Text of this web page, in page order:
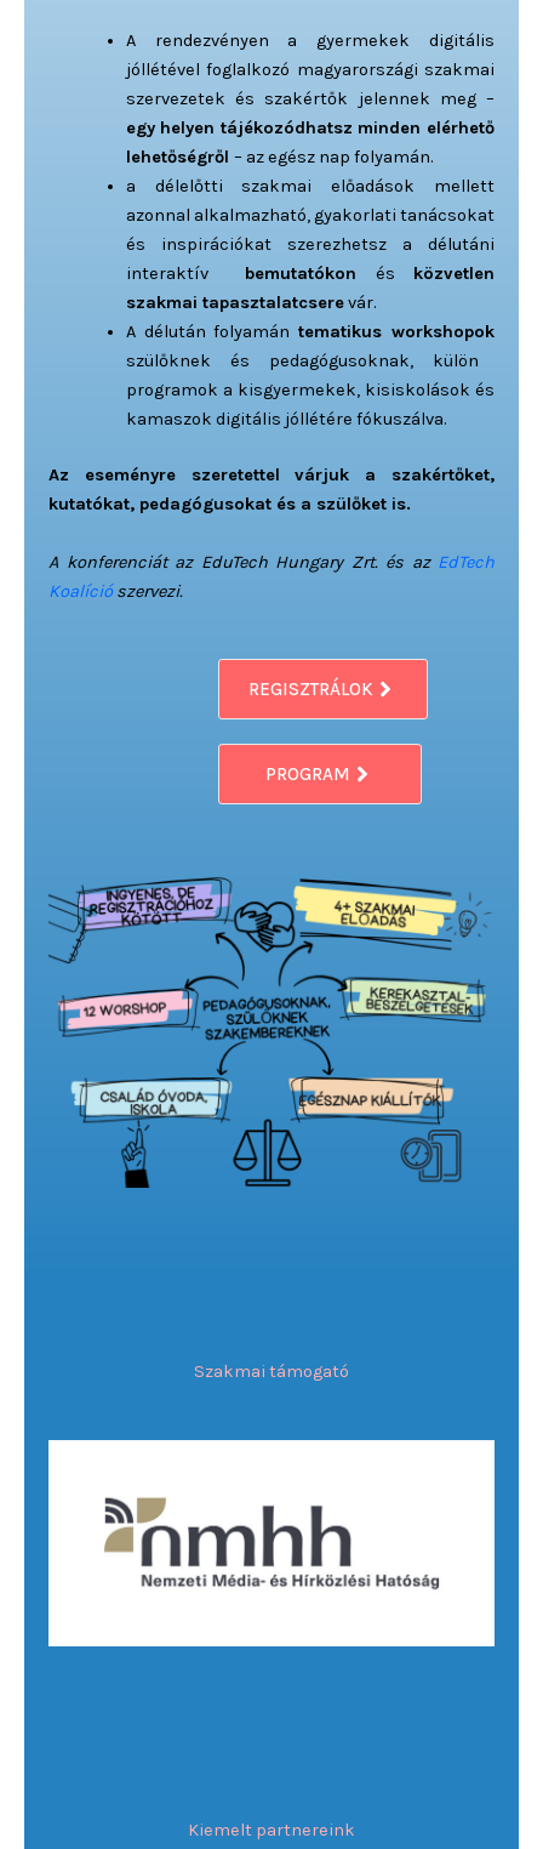
A rendezvényen a gyermekek digitális
jóllétével foglalkozó magyarországi szakmai
szervezetek és szakértők jelennek meg –
egy helyen tájékozódhatsz minden elérhető
lehetőségről – az egész nap folyamán.
a délelőtti szakmai előadások mellett
azonnal alkalmazható, gyakorlati tanácsokat
és inspirációkat szerezhetsz a délutáni
interaktív bemutatókon és közvetlen
szakmai tapasztalatcserevár.
A délután folyamántematikus workshopok
szülőknek és pedagógusoknak, külön
programok a kisgyermekek, kisiskolások és
kamaszok digitális jóllétére fókuszálva.
Az eseményre szeretettel várjuk a szakértőket,
kutatókat, pedagógusokat és a szülőket is.
A konferenciát az EduTech Hungary Zrt. és az EdTech
Koalíciószervezi.
REGISZTRÁLOK
PROGRAM
Szakmai támogató
Kiemelt partnereink